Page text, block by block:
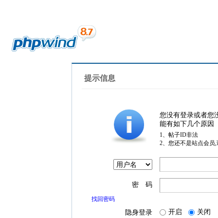
提示信息
您没有登录或者您
能有如下几个原因
1、帖子ID非法
2、您还不是站点会员
密 码
找回密码
隐身登录 开启 关闭